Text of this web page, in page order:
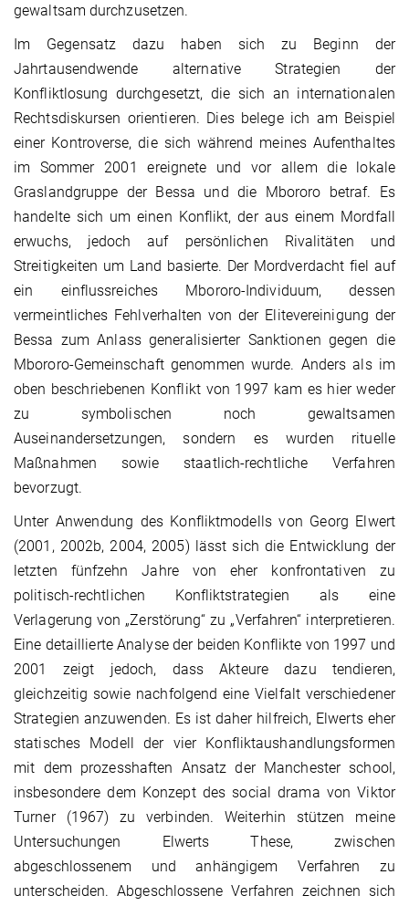
gewaltsam durchzusetzen.
Im Gegensatz dazu haben sich zu Beginn der
Jahrtausendwende alternative Strategien der
Konfliktlosung durchgesetzt, die sich an internationalen
Rechtsdiskursen orientieren. Dies belege ich am Beispiel
einer Kontroverse, die sich während meines Aufenthaltes
im Sommer 2001 ereignete und vor allem die lokale
Graslandgruppe der Bessa und die Mbororo betraf. Es
handelte sich um einen Konflikt, der aus einem Mordfall
erwuchs, jedoch auf persönlichen Rivalitäten und
Streitigkeiten um Land basierte. Der Mordverdacht fiel auf
ein einflussreiches Mbororo-Individuum, dessen
vermeintliches Fehlverhalten von der Elitevereinigung der
Bessa zum Anlass generalisierter Sanktionen gegen die
Mbororo-Gemeinschaft genommen wurde. Anders als im
oben beschriebenen Konflikt von 1997 kam es hier weder
zu symbolischen noch gewaltsamen
Auseinandersetzungen, sondern es wurden rituelle
Maßnahmen sowie staatlich-rechtliche Verfahren
bevorzugt.
Unter Anwendung des Konfliktmodells von Georg Elwert
(2001, 2002b, 2004, 2005) lässt sich die Entwicklung der
letzten fünfzehn Jahre von eher konfrontativen zu
politisch-rechtlichen Konfliktstrategien als eine
Verlagerung von „Zerstörung“ zu „Verfahren“ interpretieren.
Eine detaillierte Analyse der beiden Konflikte von 1997 und
2001 zeigt jedoch, dass Akteure dazu tendieren,
gleichzeitig sowie nachfolgend eine Vielfalt verschiedener
Strategien anzuwenden. Es ist daher hilfreich, Elwerts eher
statisches Modell der vier Konfliktaushandlungsformen
mit dem prozesshaften Ansatz der Manchester school,
insbesondere dem Konzept des social drama von Viktor
Turner (1967) zu verbinden. Weiterhin stützen meine
Untersuchungen Elwerts These, zwischen
abgeschlossenem und anhängigem Verfahren zu
unterscheiden. Abgeschlossene Verfahren zeichnen sich